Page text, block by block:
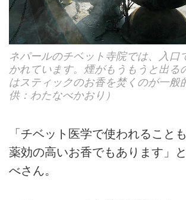
ネパールのチベット寺院では、入口
かれています。煙がもうもうと出る
はスティックのお香を焚くのが一般
供：わたなべかおり）
「チベット医学で使われること
薬効の高いお香でもあります」
べさん。